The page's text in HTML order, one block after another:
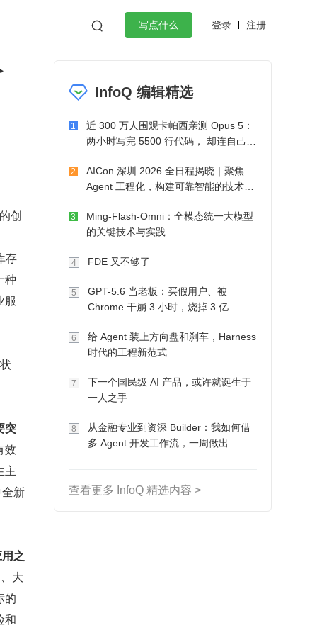
 写点什么 登录 注册
作
微服务架构 flutter
创
存
种
服
突
效
主
新
之
大
的
和
InfoQ 编辑精选
1
近 300 万人围观卡帕西亲测 Opus 5：
两小时写完 5500 行代码， 却连自己写
2
AICon 深圳 2026 全日程揭晓｜聚焦
Agent 工程化，构建可靠智能的技术路
3
Ming-Flash-Omni：全模态统一大模型
的关键技术与实践
4 FDE 又不够了
5
GPT-5.6 当老板：买假用户、被
Chrome 干崩 3 小时，烧掉 3 亿
6
给 Agent 装上方向盘和刹车，Harness
时代的工程新范式
7
下一个国民级 AI 产品，或许就诞生于
一人之手
8
从金融专业到资深 Builder：我如何借
多 Agent 开发工作流，一周做出
查看更多 InfoQ 精选内容 >